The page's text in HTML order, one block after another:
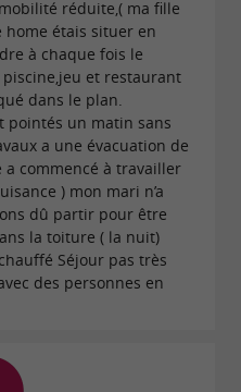
réduite,( ma fille
étais situer en
à chaque fois le
et restaurant
dans le plan.
pointés un matin sans
a une évacuation de
commencé à travailler
) mon mari n’a
dû partir pour être
la toiture ( la nuit)
Séjour pas très
des personnes en